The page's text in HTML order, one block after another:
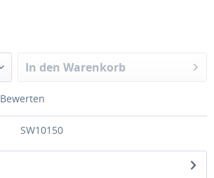
In den Warenkorb
Bewerten
SW10150